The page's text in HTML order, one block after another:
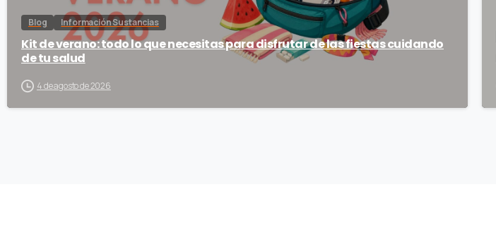
Blog Información Sustancias
Kit de verano: todo lo que necesitas para disfrutar de las fiestas cuidando
de tu salud
4 de agosto de 2026